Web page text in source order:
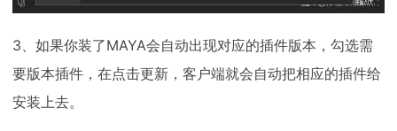
3、如果你装了MAYA会自动出现对应的插件版本，勾选需
要版本插件，在点击更新，客户端就会自动把相应的插件给
安装上去。